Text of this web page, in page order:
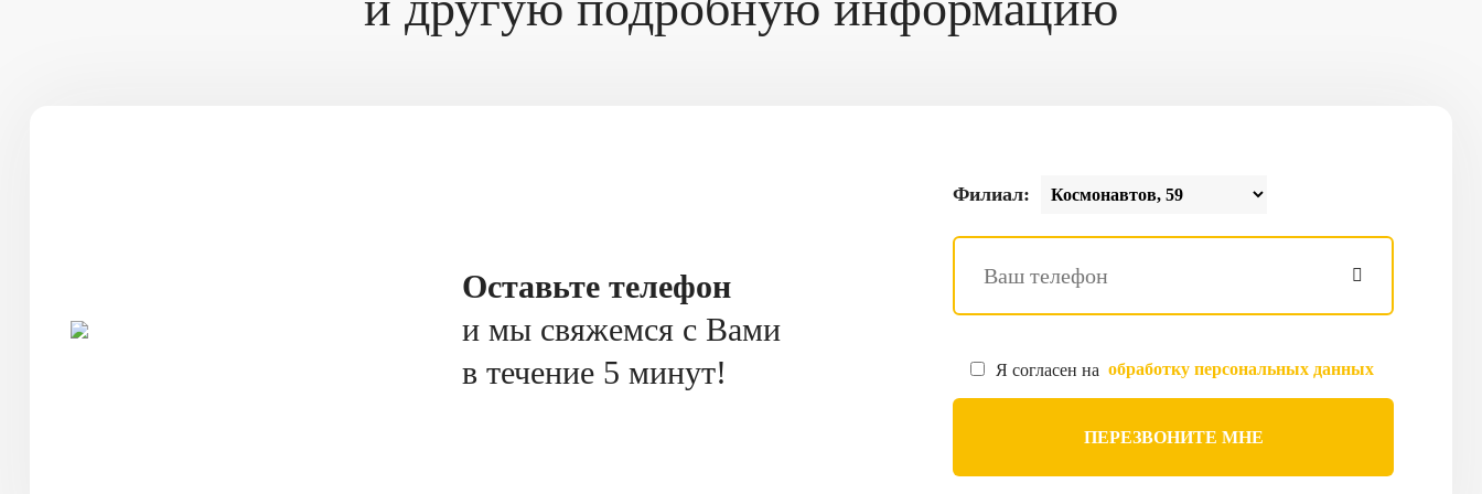
Оставьте телефон
и мы свяжемся с Вами
в течение 5 минут!
Филиал:
Я согласен на обработку персональных данных